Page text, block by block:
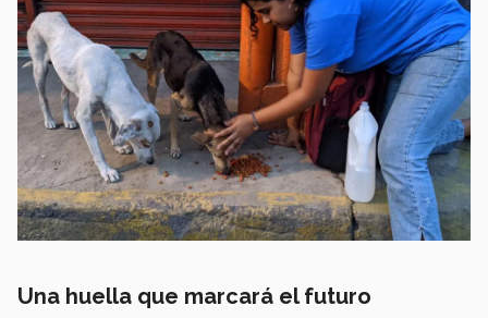
Una huella que marcará el futuro